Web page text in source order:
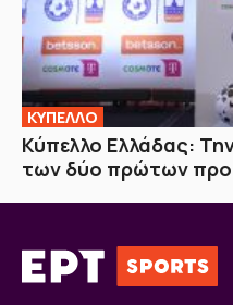
ΚΥΠΕΛΛΟ
Κύπελλο Ελλάδας:
των δύο πρώτων